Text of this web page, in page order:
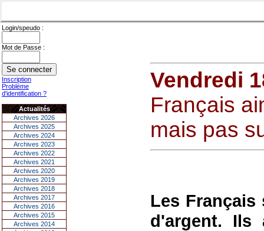
Login/speudo :
Mot de Passe :
Inscription
Problème
d'identification ?
Actualités
Archives 2026
Archives 2025
Archives 2024
Archives 2023
Archives 2022
Archives 2021
Archives 2020
Archives 2019
Archives 2018
Archives 2017
Archives 2016
Archives 2015
Archives 2014
Vendredi
Français
mais pas
Les
d'argent. Ils